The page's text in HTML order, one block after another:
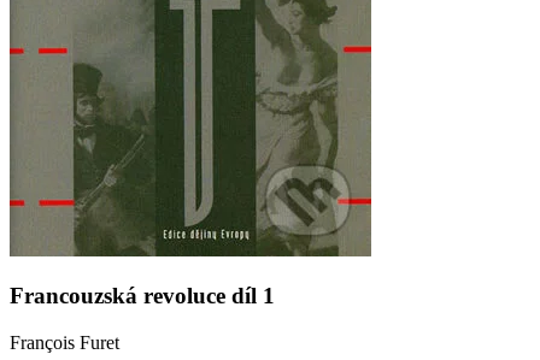
Francouzská revoluce díl 1
François Furet